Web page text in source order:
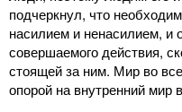
подчеркнул, что
насилием и ненасилием, и
совершаемого действия,
стоящей за ним. Мир во
опорой на внутренний мир